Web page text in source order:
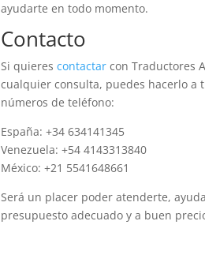
ayudarte en todo momento.
Contacto
Si quierescontactar con Traductores
cualquier consulta, puedes hacerlo a
números de teléfono:
España: +34 634141345
Venezuela: +54 4143313840
México: +21 5541648661
Será un placer poder atenderte,
presupuesto adecuado y a buen